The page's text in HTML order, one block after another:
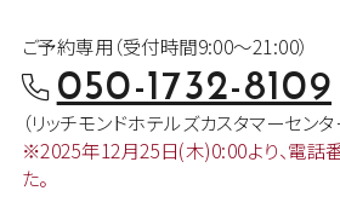
ご予約専用（受付時間9:00～21:00）
050-1732-8109
（リッチモンドホテルズカスタマーセンタ
※2025年12月25日(木)0:00より、電話
た。